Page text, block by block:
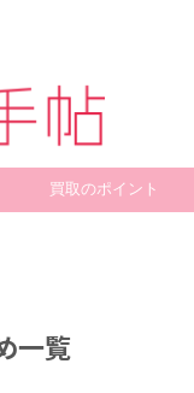
買取のポイント
一覧